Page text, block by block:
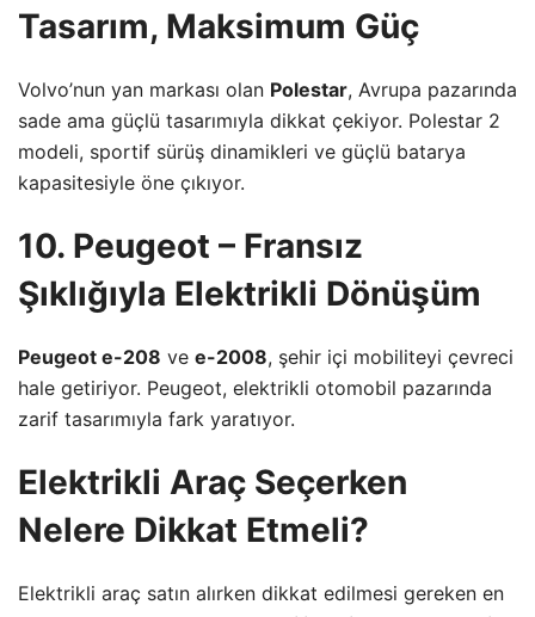
Tasarım, Maksimum Güç
Volvo’nun yan markası olan Polestar, Avrupa pazarında
sade ama güçlü tasarımıyla dikkat çekiyor. Polestar 2
modeli, sportif sürüş dinamikleri ve güçlü batarya
kapasitesiyle öne çıkıyor.
10. Peugeot – Fransız
Şıklığıyla Elektrikli Dönüşüm
Peugeot e-208 ve e-2008, şehir içi mobiliteyi çevreci
hale getiriyor. Peugeot, elektrikli otomobil pazarında
zarif tasarımıyla fark yaratıyor.
Elektrikli Araç Seçerken
Nelere Dikkat Etmeli?
Elektrikli araç satın alırken dikkat edilmesi gereken en